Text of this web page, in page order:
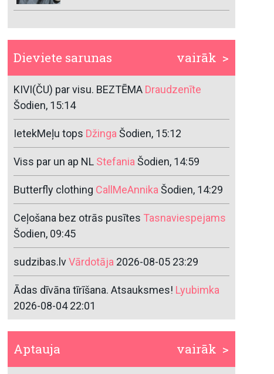
vairāk >
Dieviete sarunas
KIVI(ČU) par visu. BEZTĒMA Draudzenīte
Šodien, 15:14
IetekMeļu tops DžingaŠodien, 15:12
Viss par un ap NL StefaniaŠodien, 14:59
Butterfly clothing CallMeAnnikaŠodien, 14:29
Ceļošana bez otrās pusītes Tasnaviespejams
Šodien, 09:45
sudzibas.lvVārdotāja 2026-08-05 23:29
Ādas dīvāna tīrīšana. Atsauksmes! Lyubimka
2026-08-04 22:01
vairāk >
Aptauja